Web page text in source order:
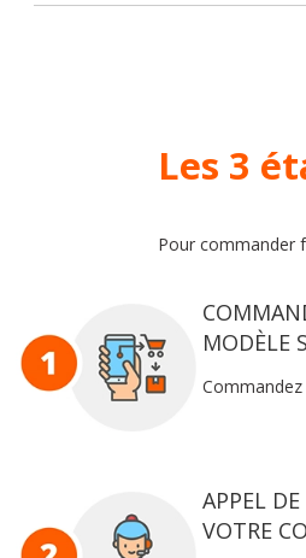
Les 3
Pour commander
MODÈLE
APPEL
VOTRE